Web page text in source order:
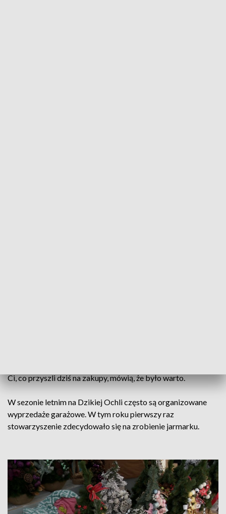
Ci, co przyszli dziś na zakupy, mówią, że było warto.
W sezonie letnim na Dzikiej Ochli często są organizowane
wyprzedaże garażowe. W tym roku pierwszy raz
stowarzyszenie zdecydowało się na zrobienie jarmarku.